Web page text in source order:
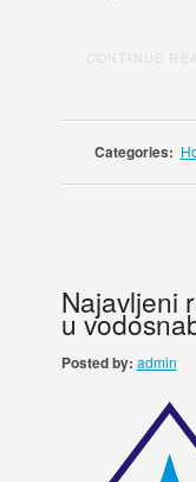
Categories:
Najavljeni
u
Posted by: admin